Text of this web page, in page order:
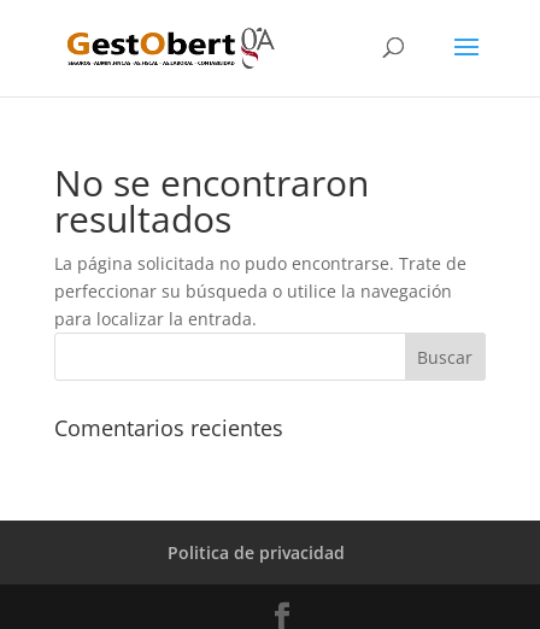
No se encontraron
resultados
La página solicitada no pudo encontrarse. Trate de
perfeccionar su búsqueda o utilice la navegación
para localizar la entrada.
Comentarios recientes
Politica de privacidad